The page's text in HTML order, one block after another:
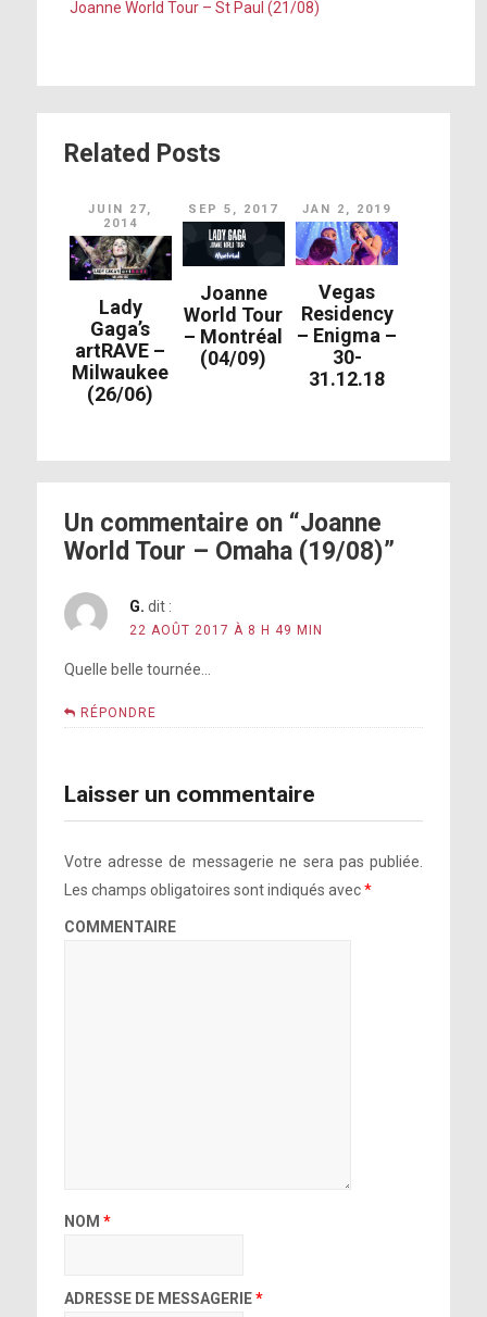
Alejandro
Love Game
Applause
Come To Mama
You and I
The Edge Of Glory
Paparazzi + Angel Down
Joanne
Bad Romance
Joanne World Tour – St Paul (21/08)
Related Posts
JUIN 27,
2014
Lady
Gaga’s
artRAVE –
Milwaukee
(26/06)
SEP 5, 2017
Joanne
World Tour
– Montréal
(04/09)
JAN 2, 2019
Vegas
Residency
– Enigma –
30-
31.12.18
Un commentaire on “Joanne
World Tour – Omaha (19/08)”
G. dit :
22 AOÛT 2017 À 8 H 49 MIN
Quelle belle tournée…
RÉPONDRE
Laisser un commentaire
Votre adresse de messagerie ne sera pas publiée.
Les champs obligatoires sont indiqués avec*
COMMENTAIRE
NOM *
ADRESSE DE MESSAGERIE*